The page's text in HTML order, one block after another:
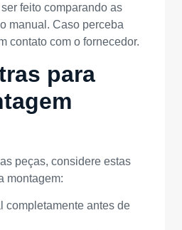
feito comparando as
manual. Caso perceba
contato com o fornecedor.
para
peças, considere estas
montagem:
completamente antes de